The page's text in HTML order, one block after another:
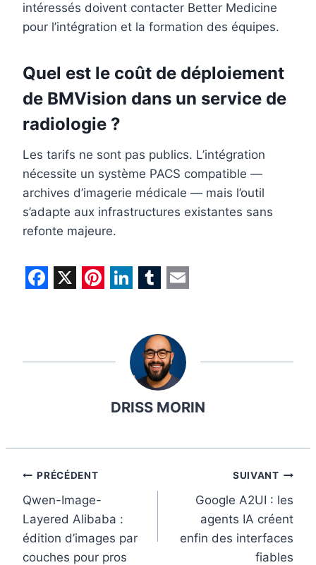
intéressés doivent contacter Better Medicine
pour l’intégration et la formation des équipes.
Quel est le coût de déploiement
de BMVision dans un service de
radiologie ?
Les tarifs ne sont pas publics. L’intégration
nécessite un système PACS compatible —
archives d’imagerie médicale — mais l’outil
s’adapte aux infrastructures existantes sans
refonte majeure.
e
k
t
s
t
k
d
n
m
b
l
r
a
i
l
DRISS MORIN
Navigation
de
l’article
PRÉCÉDENT
Qwen-Image-
Layered Alibaba :
édition d’images par
couches pour pros
SUIVANT
Google A2UI : les
agents IA créent
enfin des interfaces
fiables